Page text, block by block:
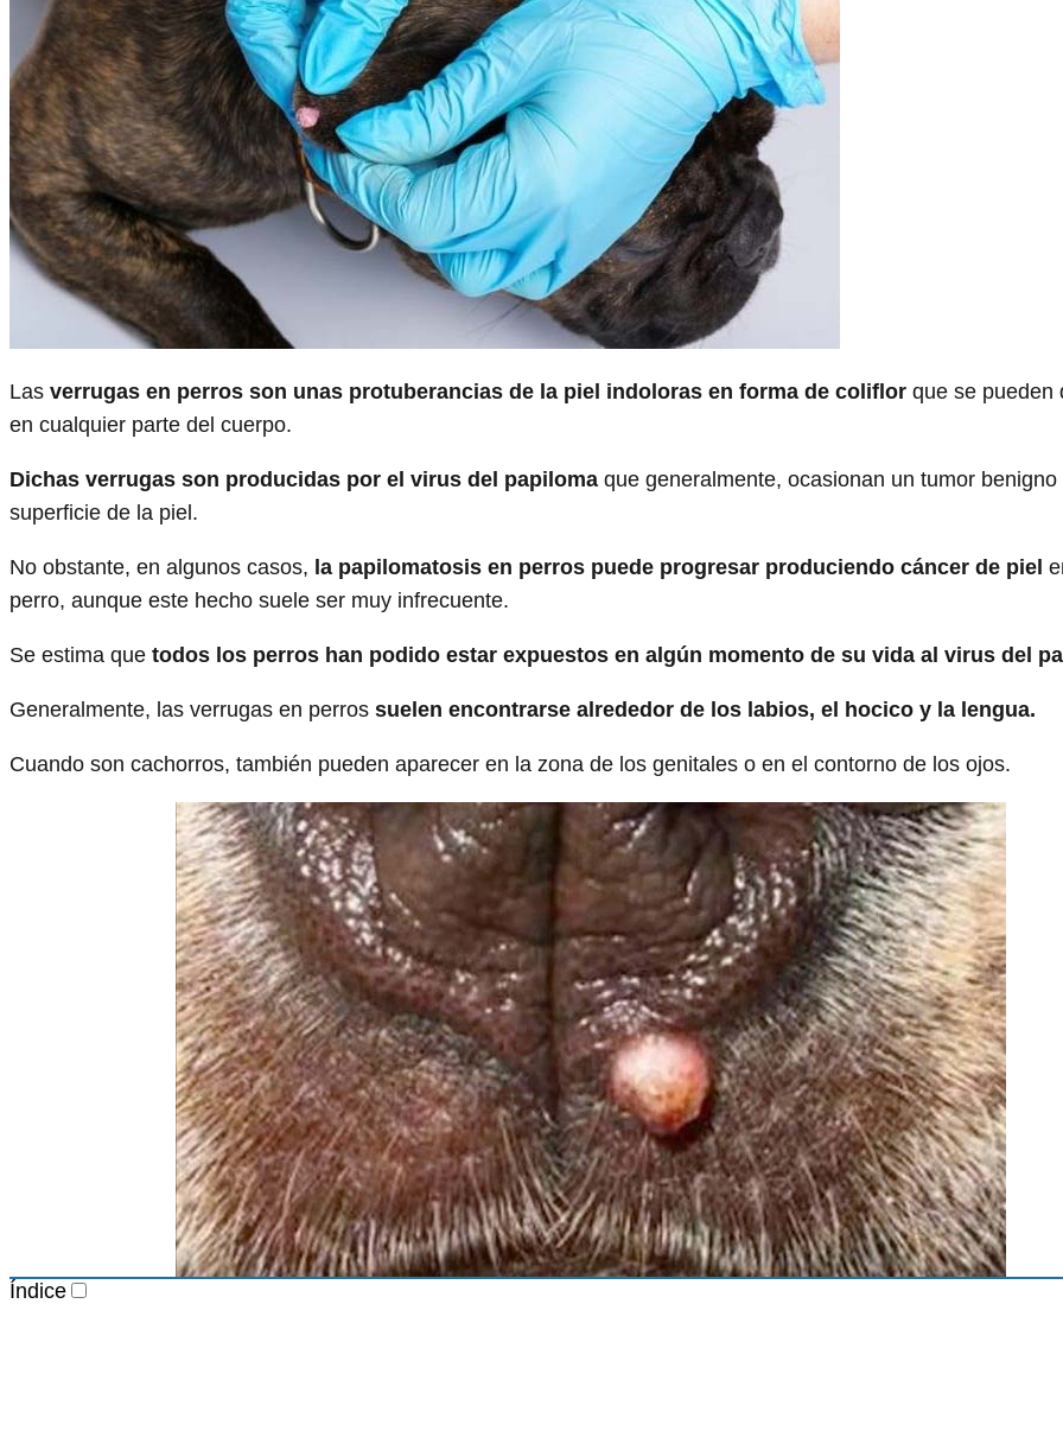
Las verrugas en perros son unas protuberancias de la piel indoloras en forma de coliflor que se pueden
en cualquier parte del cuerpo.
Dichas verrugas son producidas por el virus del papiloma que generalmente, ocasionan un tumor benigno
superficie de la piel.
No obstante, en algunos casos, la papilomatosis en perros puede progresar produciendo cáncer de piel
perro, aunque este hecho suele ser muy infrecuente.
Se estima que todos los perros han podido estar expuestos en algún momento de su vida al virus del
Generalmente, las verrugas en perros suelen encontrarse alrededor de los labios, el hocico y la lengua.
Cuando son cachorros, también pueden aparecer en la zona de los genitales o en el contorno de los ojos.
Índice